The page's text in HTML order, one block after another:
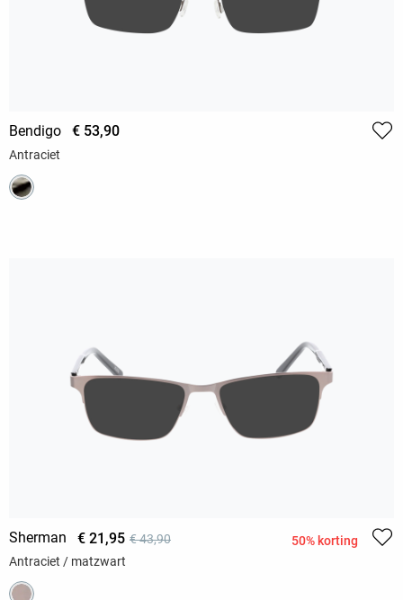
Bendigo € 53,90
Antraciet
Sherman € 21,95 € 43,90
50% korting
Antraciet / matzwart